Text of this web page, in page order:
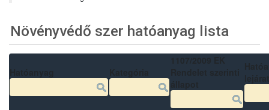
Növényvédő szer hatóanyag lista